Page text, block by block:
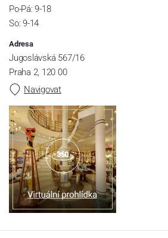
Po-Pá: 9-18
So: 9-14
Adresa
Jugoslávská 567/16
Praha 2, 120 00
Navigovat